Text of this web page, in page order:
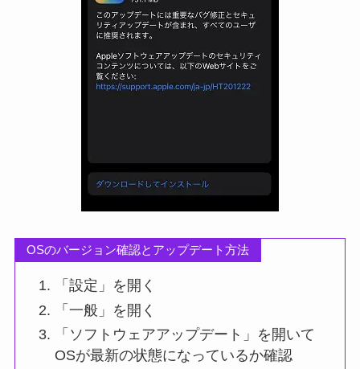
OSのバージョン確認とアップデート方法
「設定」を開く
「一般」を開く
「ソフトウェアアップデート」を開いて
OSが最新の状態になっているか確認